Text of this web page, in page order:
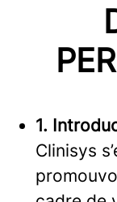
1.
Clinisys